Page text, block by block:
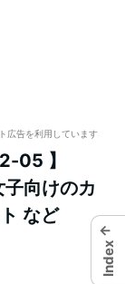
広告を利用しています
05 】
向けのカ
など
←
Index